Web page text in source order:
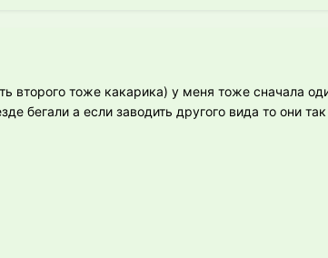
второго тоже какарика) у меня тоже сначала
бегали а если заводить другого вида то они